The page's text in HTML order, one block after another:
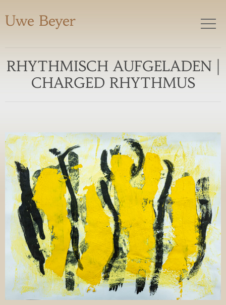
Uwe Beyer
RHYTHMISCH AUFGELADEN |
CHARGED RHYTHMUS